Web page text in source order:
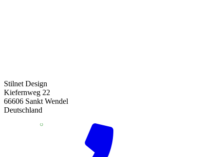
Stilnet Design
Kiefernweg 22
66606 Sankt Wendel
Deutschland